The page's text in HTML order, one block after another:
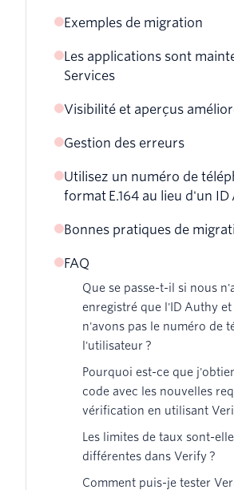
Exemples de migration
Les applications sont
Services
Visibilité et aperçus
Gestion des erreurs
Utilisez un numéro de
format E.164 au lieu d'un
Bonnes pratiques de
Utilisez Lookup pour
numéros de téléphone au
Définir les pays autorisés
application
FAQ
Que se passe-t-il si nous
enregistré que l'ID Authy
n'avons pas le numéro de
l'utilisateur ?
Pourquoi est-ce que
code avec les nouvelles
vérification en utilisant
Les limites de taux sont-
différentes dans Verify ?
Comment puis-je tester